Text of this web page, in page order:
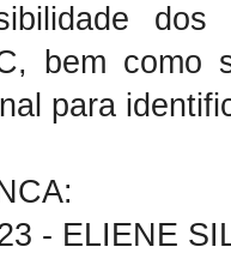
bem como
para
- ELIENE